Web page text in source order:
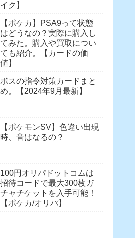
イク】
【ポケカ】PSA9って状態
はどうなの？実際に購入し
てみた。購入や買取につい
ても紹介。【カードの価
値】
ボスの指令対策カードまと
め。【2024年9月最新】
【ポケモンSV】色違い出現
時、音はなるの？
100円オリパドットコムは
招待コードで最大300枚ガ
チャチケットを入手可能！
【ポケカ/オリパ】